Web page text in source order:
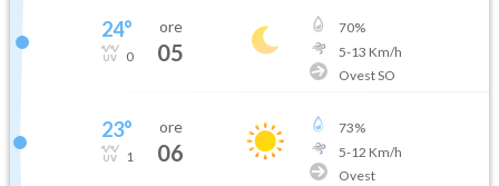
24°
0
ore
05
70%
5-13 Km/h
Ovest SO
23°
1
ore
06
73%
5-12 Km/h
Ovest